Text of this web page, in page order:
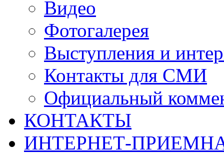
Видео
Фотогалерея
Выступления и
Контакты для СМИ
Официальный
КОНТАКТЫ
ИНТЕРНЕТ-